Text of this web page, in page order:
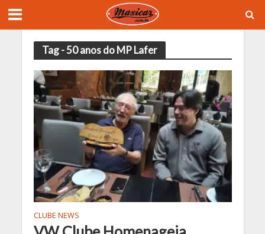
Tag - 50 anos do MP Lafer
CLUBE NEWS